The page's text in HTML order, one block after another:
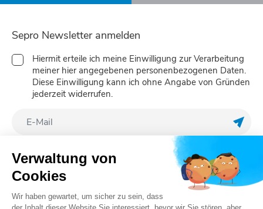
Sepro Newsletter anmelden
Hiermit erteile ich meine Einwilligung zur Verarbeitung
meiner hier angegebenen personenbezogenen Daten.
Diese Einwilligung kann ich ohne Angabe von Gründen
jederzeit widerrufen.
Folgen Sie uns
Verwaltung von
Cookies
Wir haben gewartet, um sicher zu sein, dass
der Inhalt dieser Website Sie interessiert, bevor wir Sie stören, aber